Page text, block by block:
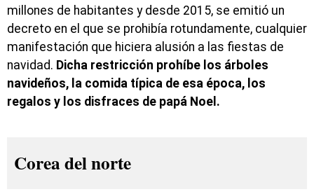
millones de habitantes y desde 2015, se emitió un
decreto en el que se prohibía rotundamente, cualquier
manifestación que hiciera alusión a las fiestas de
navidad. Dicha restricción prohíbe los árboles
navideños, la comida típica de esa época, los
regalos y los disfraces de papá Noel.
Corea del norte